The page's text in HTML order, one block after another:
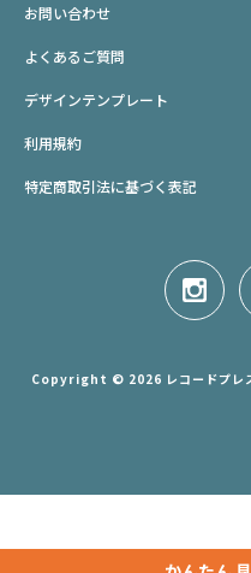
お問い合わせ
よくあるご質問
デザインテンプレート
利用規約
特定商取引法に基づく表記
Copyright © 2026 レコードプレ